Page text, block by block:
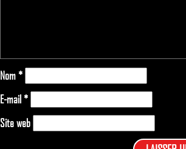
Nom*
E-mail*
Site web